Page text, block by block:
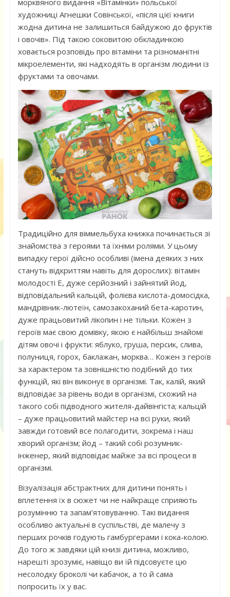
морквяного видання «Вітамінки» польської
художниці Агнешки Совінської, «після цієї книги
жодна дитина не залишиться байдужою до фруктів
і овочів». Під такою соковитою обкладинкою
ховається розповідь про вітаміни та різноманітні
мікроелементи, які надходять в організм людини із
фруктами та овочами.
Традиційно для віммельбуха книжка починається зі
знайомства з героями та їхніми ролями. У цьому
випадку герої дійсно особливі (імена деяких з них
стануть відкриттям навіть для дорослих): вітамін
молодості E, дуже серйозний і зайнятий йод,
відповідальний кальцій, фолієва кислота-домосідка,
мандрівник-лютеїн, самозакоханий бета-каротин,
дуже працьовитий лікопин і не тільки. Кожен з
героїв має свою домівку, якою є найбільш знайомі
дітям овочі і фрукти: яблуко, груша, персик, слива,
полуниця, горох, баклажан, морква… Кожен з героїв
за характером та зовнішністю подібний до тих
функцій, які він виконує в організмі. Так, калій, який
відповідає за рівень води в організмі, схожий на
такого собі підводного жителя-дайвінгіста; кальцій
– дуже працьовитий майстер на всі руки, який
завжди готовий все полагодити, зокрема і наш
хворий організм; йод – такий собі розумник-
інженер, який відповідає майже за всі процеси в
організмі.
Візуалізація абстрактних для дитини понять і
вплетення їх в сюжет чи не найкраще сприяють
розумінню та запам’ятовуванню. Такі видання
особливо актуальні в суспільстві, де малечу з
перших рочків годують гамбургерами і кока-колою.
До того ж завдяки цій книзі дитина, можливо,
нарешті зрозуміє, навіщо ви їй підсовуєте цю
несолодку броколі чи кабачок, а то й сама
попросить їх у вас.